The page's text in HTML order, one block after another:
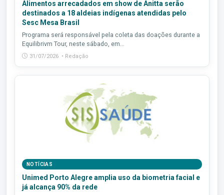
Alimentos arrecadados em show de Anitta serão
destinados a 18 aldeias indígenas atendidas pelo
Sesc Mesa Brasil
Programa será responsável pela coleta das doações durante a
Equilibrivm Tour, neste sábado, em...
31/07/2026 • Redação
NOTÍCIAS
Unimed Porto Alegre amplia uso da biometria facial e
já alcança 90% da rede